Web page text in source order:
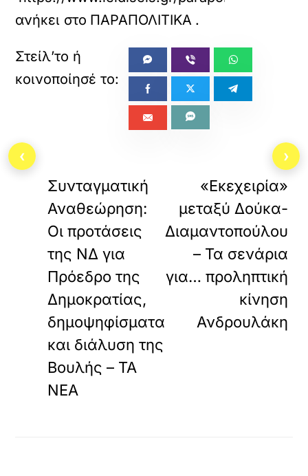
ανήκει στο ΠΑΡΑΠΟΛΙΤΙΚΑ .
«
Συνταγματική
Αναθεώρηση:
Οι προτάσεις
της ΝΔ για
Πρόεδρο της
Δημοκρατίας,
δημοψηφίσματα
και διάλυση της
Βουλής – ΤΑ
ΝΕΑ
ΕΠΟΜΕΝΟ
«Εκεχειρία»
μεταξύ Δούκα-
Διαμαντοπούλου
– Τα σενάρια
για… προληπτική
κίνηση
Ανδρουλάκη
‹ ›